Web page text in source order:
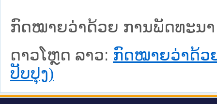
ກົດໝາຍວ່າດ້ວຍ ການພັດທະນາ
ດາວໂຫຼດ ລາວ: ກົດໝາຍວ່າດ້ວ
ປັບປຸງ)